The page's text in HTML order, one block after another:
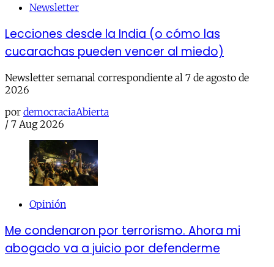
Newsletter
Lecciones desde la India (o cómo las
cucarachas pueden vencer al miedo)
Newsletter semanal correspondiente al 7 de agosto de
2026
por democraciaAbierta
/ 7 Aug 2026
Opinión
Me condenaron por terrorismo. Ahora mi
abogado va a juicio por defenderme